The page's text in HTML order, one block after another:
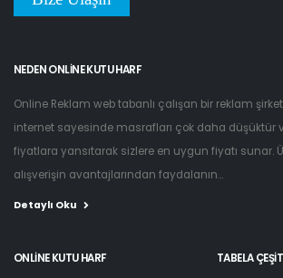
NEDEN ONLINE KUTU HARF
Online Reklam web tabanlı çalışan bir reklam
internet sayesinde masrafları çok daha düşüktür
fiyatlara yansıtarak sizlere en uygun fiyatı sunar.
alışverişin avantajlarından faydalanın...
Detaylı Oku
ONLINE KUTU HARF TABELA